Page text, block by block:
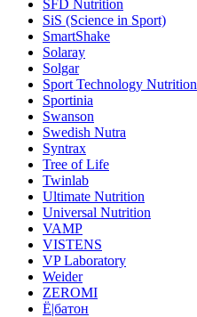
SFD Nutrition
SiS (Science in Sport)
SmartShake
Solaray
Solgar
Sport Technology Nutrition
Sportinia
Swanson
Swedish Nutra
Syntrax
Tree of Life
Twinlab
Ultimate Nutrition
Universal Nutrition
VAMP
VISTENS
VP Laboratory
Weider
ZEROMI
Ё|батон